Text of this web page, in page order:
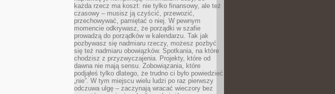
każda rzecz ma koszt: nie tylko finansowy, ale też
czasowy – musisz ją czyścić, przewozić,
przechowywać, pamiętać o niej. W pewnym
momencie odkrywasz, że porządki w szafie
prowadzą do porządków w kalendarzu. Tak jak
pozbywasz się nadmiaru rzeczy, możesz pozbyć
się też nadmiaru obowiązków. Spotkania, na które
chodzisz z przyzwyczajenia. Projekty, które od
dawna nie mają sensu. Zobowiązania, które
podjąłeś tylko dlatego, że trudno ci było powiedzieć
„nie”. W tym miejscu wielu ludzi po raz pierwszy
odczuwa ulgę – zaczynają wracać wieczory bez